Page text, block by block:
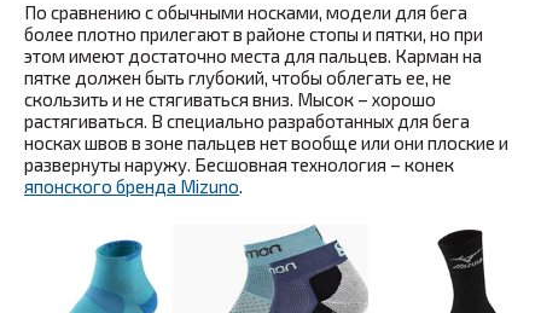
По сравнению с обычными носками, модели для бега
более плотно прилегают в районе стопы и пятки, но при
этом имеют достаточно места для пальцев. Карман на
пятке должен быть глубокий, чтобы облегать ее, не
скользить и не стягиваться вниз. Мысок – хорошо
растягиваться. В специально разработанных для бега
носках швов в зоне пальцев нет вообще или они плоские и
развернуты наружу. Бесшовная технология – конек
японского бренда Mizuno.